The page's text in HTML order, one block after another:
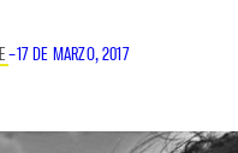
–17 DE MARZO, 2017